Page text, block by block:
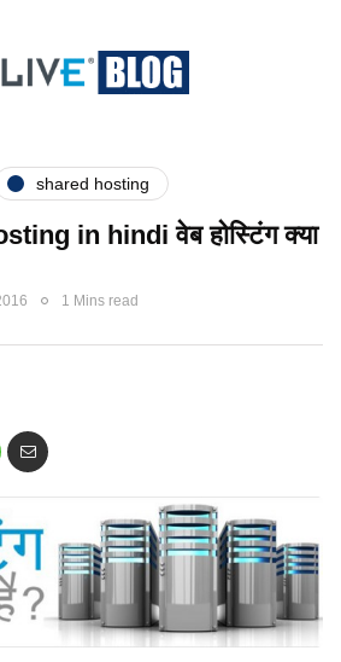
shared hosting
in hindi वेब होस्टिंग क्या
1 Mins read